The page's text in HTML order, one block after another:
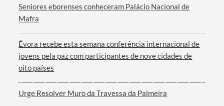
Filtros
Seniores eborenses conheceram Palácio Nacional de
Mafra
Évora recebe esta semana conferência internacional de
jovens pela paz com participantes de nove cidades de
oito países
Urge Resolver Muro da Travessa da Palmeira